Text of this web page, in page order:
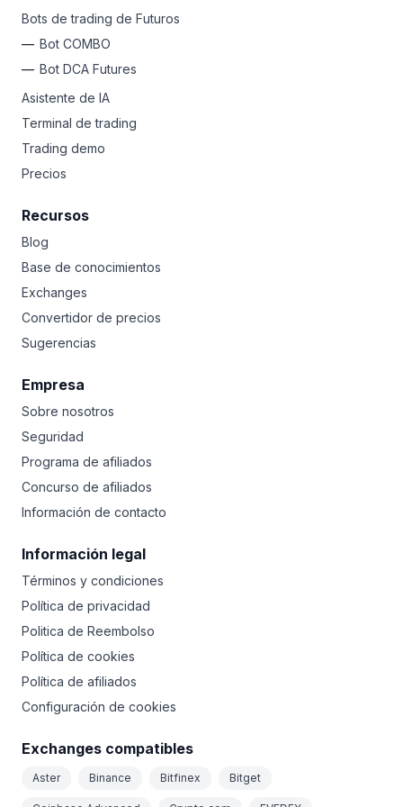
Bots de trading de Futuros
Bot COMBO
Bot DCA Futures
Asistente de IA
Terminal de trading
Trading demo
Precios
Recursos
Blog
Base de conocimientos
Exchanges
Convertidor de precios
Sugerencias
Empresa
Sobre nosotros
Seguridad
Programa de afiliados
Concurso de afiliados
Información de contacto
Información legal
Términos y condiciones
Política de privacidad
Politica de Reembolso
Política de cookies
Política de afiliados
Configuración de cookies
Exchanges compatibles
Aster Binance Bitfinex Bitget